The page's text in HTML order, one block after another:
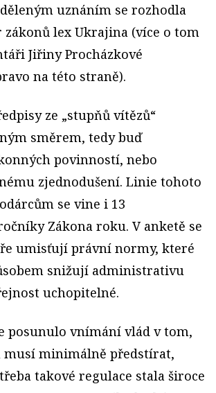
uznáním se rozhodla
zákonů lex Ukrajina (více o tom
Jiřiny Procházkové
na této straně).
ze „stupňů vítězů“
směrem, tedy buď
povinností, nebo
zjednodušení. Linie tohoto
se vine i 13
Zákona roku. V anketě se
umisťují právní normy, které
snižují administrativu
uchopitelné.
posunulo vnímání vlád v tom,
musí minimálně předstírat,
takové regulace stala široce